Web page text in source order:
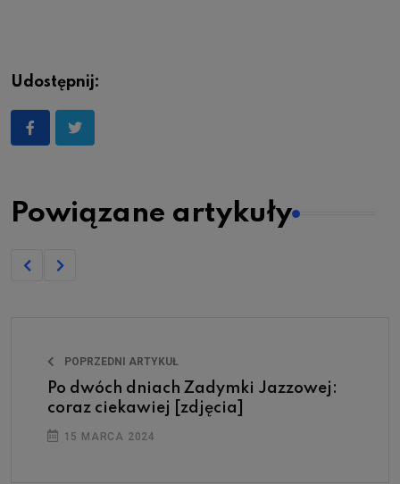
Udostępnij:
Powiązane artykuły
POPRZEDNI ARTYKUŁ
Po dwóch dniach Zadymki Jazzowej:
coraz ciekawiej [zdjęcia]
15 MARCA 2024